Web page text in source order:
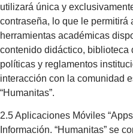
utilizará única y
contraseña, lo que le permitirá
herramientas académicas
contenido didáctico, biblioteca
políticas y reglamentos
interacción con la comunidad
“Humanitas”.
2.5 Aplicaciones Móviles
Información. “Humanitas” se